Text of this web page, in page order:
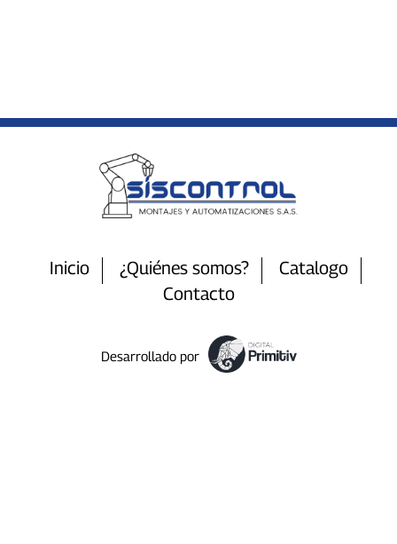
Inicio ¿Quiénes somos?
Catalogo
Contacto
Desarrollado por